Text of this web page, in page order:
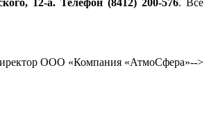
ООО «Компания «АтмоСфера»-->